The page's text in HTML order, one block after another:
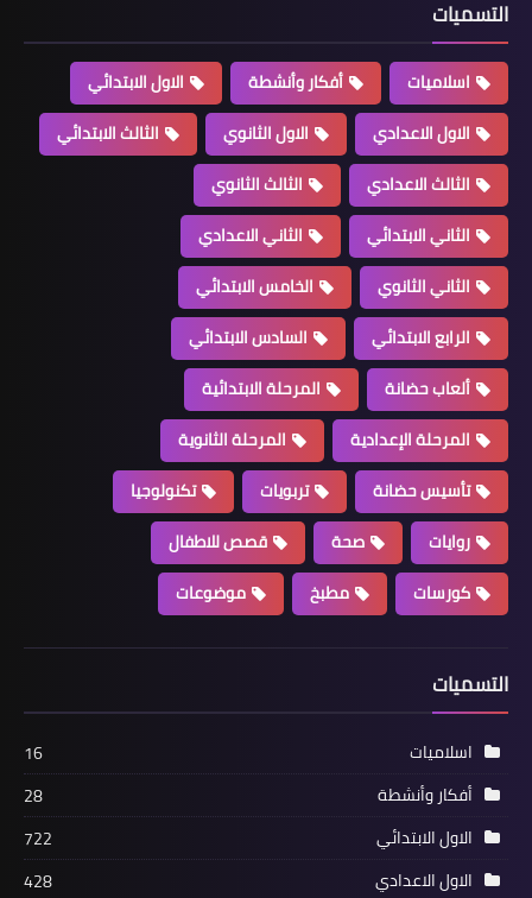
التسميات
اسلاميات أفكار وأنشطة
الاول الابتدائي
الاول الاعدادي
الاول الثانوي
الثالث الابتدائي
الثالث الاعدادي
الثالث الثانوي
الثاني الابتدائي
الثاني الاعدادي
الثاني الثانوي
الخامس الابتدائي
الرابع الابتدائي
السادس الابتدائي
ألعاب حضانة
المرحلة الابتدائية
المرحلة الإعدادية
المرحلة الثانوية
تأسيس حضانة
تربويات
تكنولوجيا
روايات
صحة
قصص للاطفال
كورسات
مطبخ موضوعات
التسميات
اسلاميات
16
أفكار وأنشطة
28
الاول الابتدائي
722
الاول الاعدادي
428